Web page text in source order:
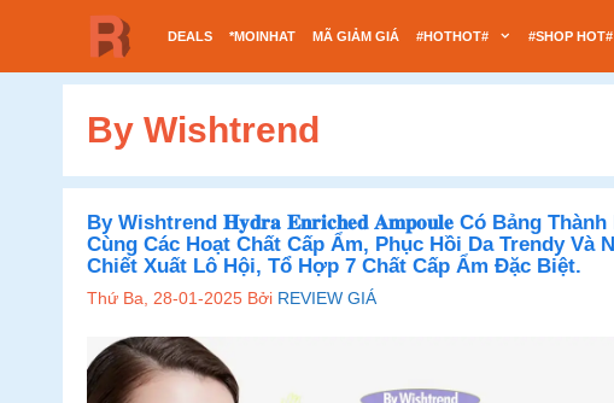
nội
DEALS *MOINHAT MÃ GIẢM GIÁ #HOTHOT# #SHOP HOT#
By Wishtrend
By Wishtrend 𝐇𝐲𝐝𝐫𝐚 𝐄𝐧𝐫𝐢𝐜𝐡𝐞𝐝 𝐀𝐦𝐩𝐨𝐮𝐥𝐞 Có Bảng
Cùng Các Hoạt Chất Cấp Ẩm, Phục Hồi Da Trendy Và
Chiết Xuất Lô Hội, Tổ Hợp 7 Chất Cấp Ẩm Đặc Biệt.
Thứ Ba, 28-01-2025 Bởi REVIEW GIÁ